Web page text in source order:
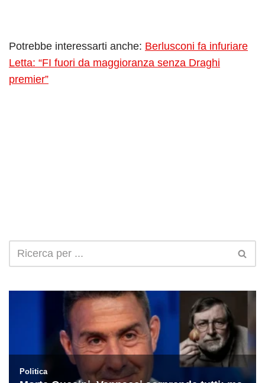
Potrebbe interessarti anche: Berlusconi fa infuriare
Letta: “FI fuori da maggioranza senza Draghi
premier”